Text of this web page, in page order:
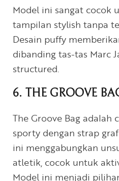
Model ini sangat cocok
tampilan stylish tanpa
Desain puffy
dibanding tas-tas Marc
structured.
6. THE GROOVE
The Groove Bag adalah
sporty dengan strap
ini menggabungkan
atletik, cocok untuk
Model ini menjadi